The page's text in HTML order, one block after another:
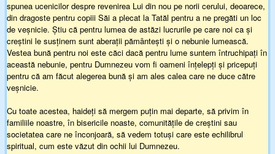
spunea ucenicilor despre revenirea Lui din nou pe norii cerului, deoarece,
din dragoste pentru copiii Săi a plecat la Tatăl pentru a ne pregăti un loc
de veşnicie. Ştiu că pentru lumea de astăzi lucrurile pe care noi ca şi
creştini le susţinem sunt aberaţii pămȃnteşti şi o nebunie lumească.
Vestea bună pentru noi este căci dacă pentru lume suntem întruchipaţi în
această nebunie, pentru Dumnezeu vom fi oameni înţelepţi şi pricepuţi
pentru că am făcut alegerea bună şi am ales calea care ne duce către
veşnicie.
Cu toate acestea, haideţi să mergem puţin mai departe, să privim în
familiile noastre, în bisericile noaste, comunităţile de creştini sau
societatea care ne înconjoară, să vedem totuşi care este echilibrul
spiritual, cum este văzut din ochii lui Dumnezeu.